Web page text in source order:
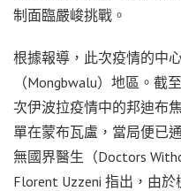
制面臨嚴峻挑戰。
根據報導，此次疫情的中
（Mongbwalu）地區。截
次伊波拉疫情中的邦迪布
單在蒙布瓦盧，當局便已
無國界醫生（Doctors
Florent Uzzeni 指出，由